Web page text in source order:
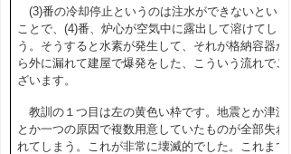
(3)番の冷却停止というのは注水ができないという
ことで、(4)番、炉心が空気中に露出して溶けてしま
う。そうすると水素が発生して、それが格納容器か
ら外に漏れて建屋で爆発をした、こういう流れでご
ざいます。
教訓の１つ目は左の黄色い枠です。地震とか津波
とか一つの原因で複数用意していたものが全部失わ
れてしまう。これが非常に壊滅的でした。これまで